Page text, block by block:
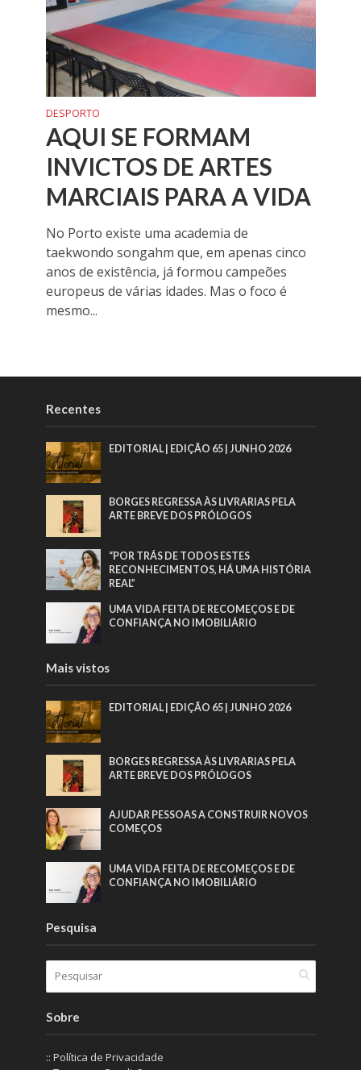
DESPORTO
AQUI SE FORMAM
INVICTOS DE ARTES
MARCIAIS PARA A VIDA
No Porto existe uma academia de
taekwondo songahm que, em apenas cinco
anos de existência, já formou campeões
europeus de várias idades. Mas o foco é
mesmo...
Recentes
EDITORIAL | EDIÇÃO 65 | JUNHO 2026
BORGES REGRESSA ÀS LIVRARIAS PELA
ARTE BREVE DOS PRÓLOGOS
“POR TRÁS DE TODOS ESTES
RECONHECIMENTOS, HÁ UMA HISTÓRIA
REAL”
UMA VIDA FEITA DE RECOMEÇOS E DE
CONFIANÇA NO IMOBILIÁRIO
Mais vistos
EDITORIAL | EDIÇÃO 65 | JUNHO 2026
BORGES REGRESSA ÀS LIVRARIAS PELA
ARTE BREVE DOS PRÓLOGOS
AJUDAR PESSOAS A CONSTRUIR NOVOS
COMEÇOS
UMA VIDA FEITA DE RECOMEÇOS E DE
CONFIANÇA NO IMOBILIÁRIO
Pesquisa
Sobre
:: Política de Privacidade